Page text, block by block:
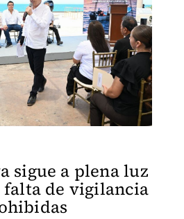
sigue a plena luz
falta de vigilancia